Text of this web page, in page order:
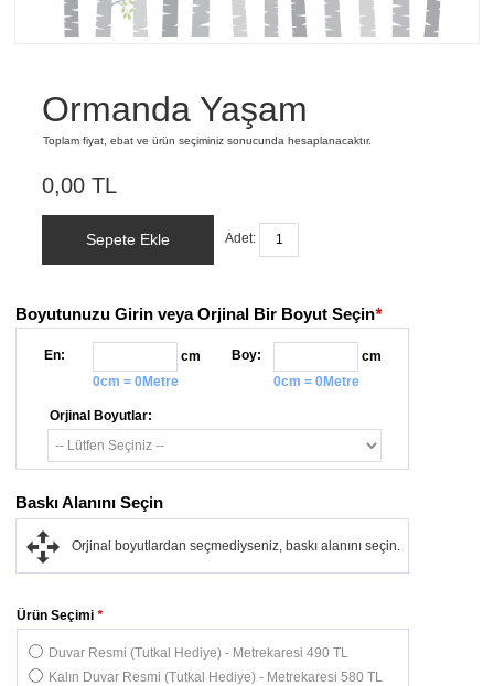
Ormanda Yaşam
Toplam fiyat, ebat ve ürün seçiminiz sonucunda hesaplanacaktır.
0,00 TL
Sepete Ekle Adet:
Boyutunuzu Girin veya Orjinal Bir Boyut Seçin*
En:
cm
0cm = 0Metre
Boy:
cm
0cm = 0Metre
Orjinal Boyutlar:
*
Ürün Seçimi
Duvar Resmi (Tutkal Hediye) - Metrekaresi 490 TL
Kalın Duvar Resmi (Tutkal Hediye) - Metrekaresi 580 TL
Baskı Alanını Seçin
Orjinal boyutlardan seçmediyseniz, baskı alanını seçin.